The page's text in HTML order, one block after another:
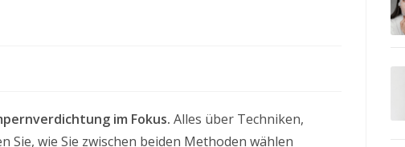
im Fokus. Alles über Techniken,
Sie, wie Sie zwischen beiden Methoden wählen